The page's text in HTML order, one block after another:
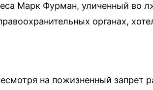
Марк Фурман, уличенный во
органах,
на пожизненный запрет